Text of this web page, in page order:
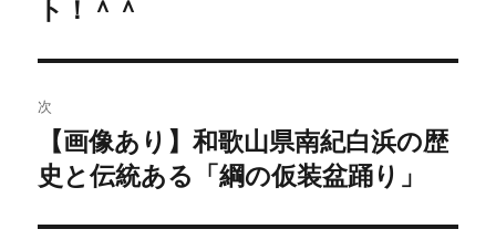
ナ
ビ
ゲ
ー
シ
投
稿:
ト！＾＾
次
の
稿:
【画像あり】和歌山県南紀白浜の歴
史と伝統ある「綱の仮装盆踊り」